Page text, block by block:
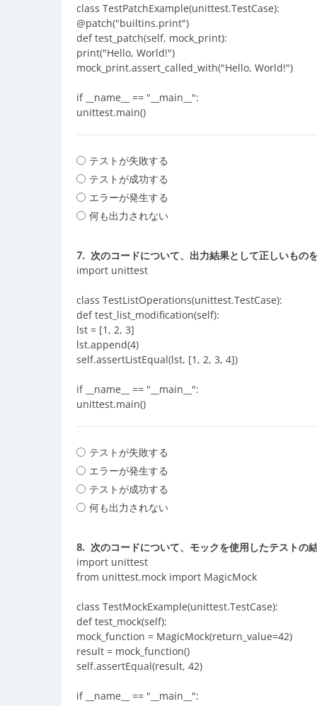
class TestPatchExample(unittest.TestCase):
@patch("builtins.print")
def test_patch(self, mock_print):
print("Hello, World!")
mock_print.assert_called_with("Hello, World!")
if __name__ == "__main__":
unittest.main()
テストが失敗する
テストが成功する
エラーが発生する
何も出力されない
7. 次のコードについて、出力結果として正しいもの
import unittest
class TestListOperations(unittest.TestCase):
def test_list_modification(self):
lst = [1, 2, 3]
lst.append(4)
self.assertListEqual(lst, [1, 2, 3, 4])
if __name__ == "__main__":
unittest.main()
テストが失敗する
エラーが発生する
テストが成功する
何も出力されない
8. 次のコードについて、モックを使用したテストの
import unittest
from unittest.mock import MagicMock
class TestMockExample(unittest.TestCase):
def test_mock(self):
mock_function = MagicMock(return_value=42)
result = mock_function()
self.assertEqual(result, 42)
if __name__ == "__main__":